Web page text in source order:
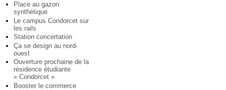
Place au gazon
synthétique
Le campus Condorcet sur
les rails
Station concertation
Ça se design au nord-
ouest
Ouverture prochaine de la
résidence étudiante
« Condorcet »
Booster le commerce